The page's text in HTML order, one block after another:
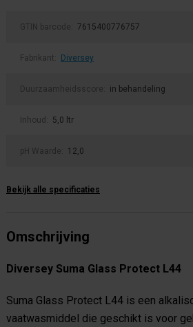
GTIN barcode: 7615400776757
Fabrikant: Diversey
Duurzaamheidsscore: in behandeling
Inhoud: 5,0 ltr
pH Waarde: 12,0
Bekijk alle specificaties
Omschrijving
Diversey Suma Glass Protect L44
Suma Glass Protect L44 is een
vaatwasmiddel die geschikt is voor